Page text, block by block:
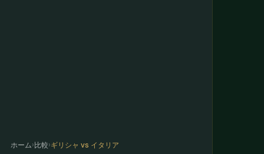
ホーム›比較›ギリシャ vs イタリア